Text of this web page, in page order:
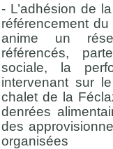
- L’adhésion de
référencement
anime un
référencés,
sociale, la
intervenant sur
chalet de la
denrées
des
organisées